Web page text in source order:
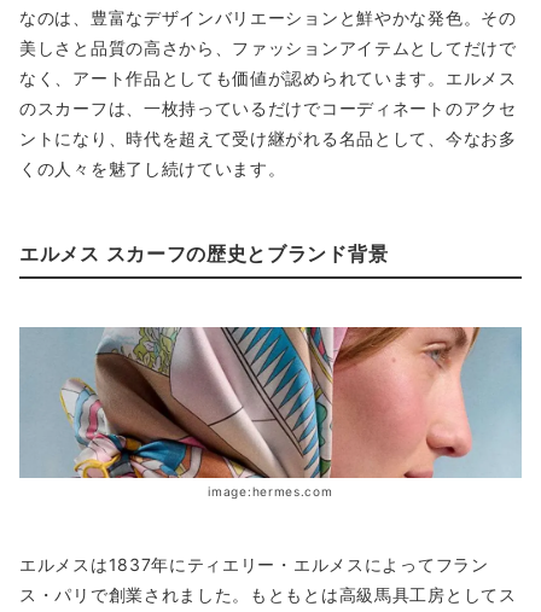
なのは、豊富なデザインバリエーションと鮮やかな発色。その
美しさと品質の高さから、ファッションアイテムとしてだけで
なく、アート作品としても価値が認められています。エルメス
のスカーフは、一枚持っているだけでコーディネートのアクセ
ントになり、時代を超えて受け継がれる名品として、今なお多
くの人々を魅了し続けています。
エルメス スカーフの歴史とブランド背景
image:hermes.com
エルメスは1837年にティエリー・エルメスによってフラン
ス・パリで創業されました。もともとは高級馬具工房としてス